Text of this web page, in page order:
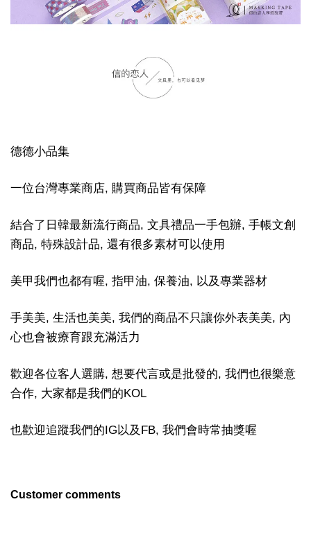
德德小品集
一位台灣專業商店, 購買商品皆有保障
結合了日韓最新流行商品, 文具禮品一手包辦, 手帳文創
商品, 特殊設計品, 還有很多素材可以使用
美甲我們也都有喔, 指甲油, 保養油, 以及專業器材
手美美, 生活也美美, 我們的商品不只讓你外表美美, 內
心也會被療育跟充滿活力
歡迎各位客人選購, 想要代言或是批發的, 我們也很樂意
合作, 大家都是我們的KOL
也歡迎追蹤我們的IG以及FB, 我們會時常抽獎喔
Customer comments